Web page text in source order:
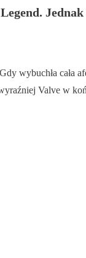
wybuchła cała
Valve w